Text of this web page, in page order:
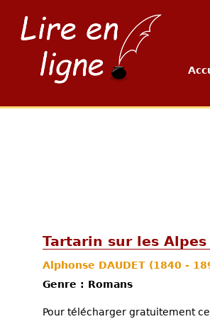
Tartarin sur les Alpes
Alphonse DAUDET (1840 -
Genre : Romans
Pour télécharger gratuitement